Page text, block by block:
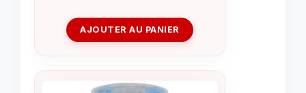
AJOUTER AU PANIER